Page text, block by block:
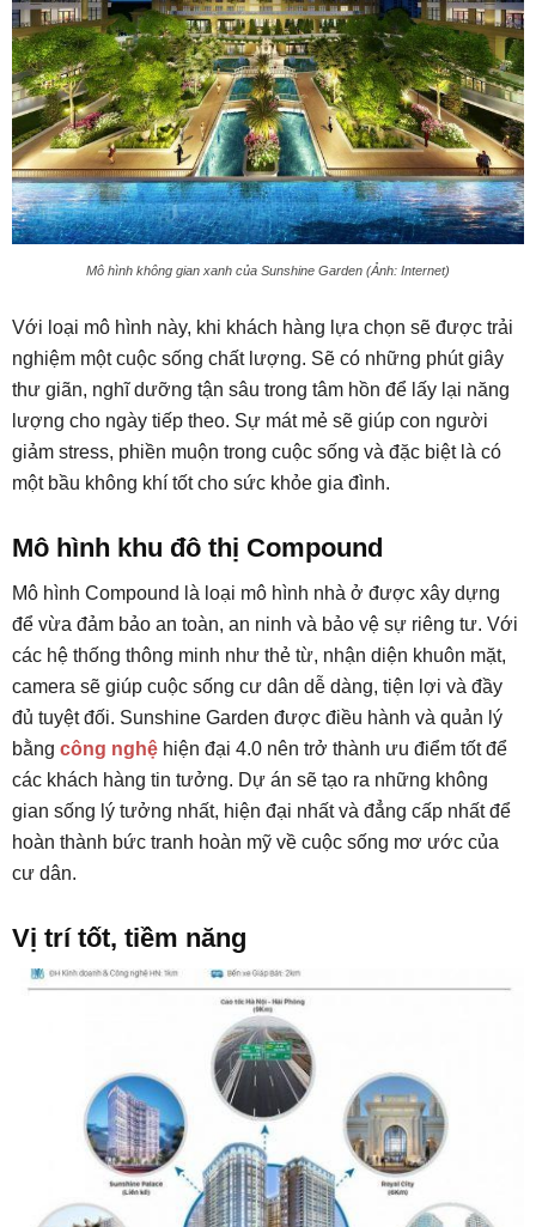
Mô hình không gian xanh của Sunshine Garden (Ảnh: Internet)
Với loại mô hình này, khi khách hàng lựa chọn sẽ được trải
nghiệm một cuộc sống chất lượng. Sẽ có những phút giây
thư giãn, nghĩ dưỡng tận sâu trong tâm hồn để lấy lại năng
lượng cho ngày tiếp theo. Sự mát mẻ sẽ giúp con người
giảm stress, phiền muộn trong cuộc sống và đặc biệt là có
một bầu không khí tốt cho sức khỏe gia đình.
Mô hình khu đô thị Compound
Mô hình Compound là loại mô hình nhà ở được xây dựng
để vừa đảm bảo an toàn, an ninh và bảo vệ sự riêng tư. Với
các hệ thống thông minh như thẻ từ, nhận diện khuôn mặt,
camera sẽ giúp cuộc sống cư dân dễ dàng, tiện lợi và đầy
đủ tuyệt đối. Sunshine Garden được điều hành và quản lý
bằng công nghệ hiện đại 4.0 nên trở thành ưu điểm tốt để
các khách hàng tin tưởng. Dự án sẽ tạo ra những không
gian sống lý tưởng nhất, hiện đại nhất và đẳng cấp nhất để
hoàn thành bức tranh hoàn mỹ về cuộc sống mơ ước của
cư dân.
Vị trí tốt, tiềm năng